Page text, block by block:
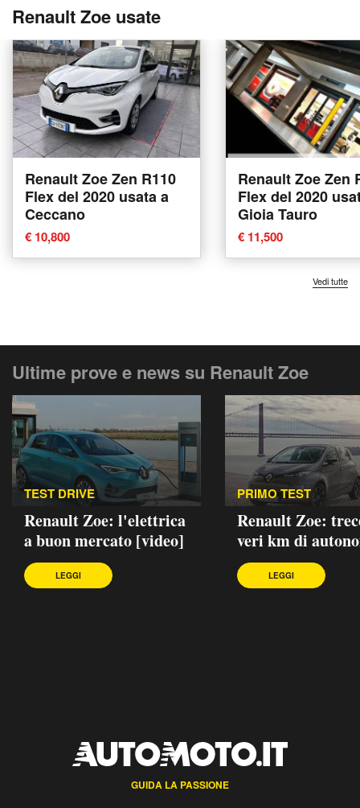
Renault Zoe usate
Renault Zoe Zen R110
Flex del 2020 usata a
Ceccano
€ 10,800
Renault Zoe Zen
Flex del 2020
Gioia Tauro
€ 11,500
Vedi tutte
Ultime prove e news su Renault Zoe
TEST DRIVE
Renault Zoe: l'elettrica
a buon mercato [video]
LEGGI
PRIMO TEST
Renault Zoe:
veri km di
LEGGI
GUIDA LA PASSIONE